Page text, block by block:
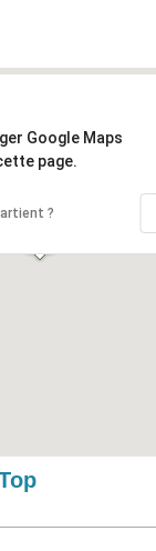
Google Maps
page.
?